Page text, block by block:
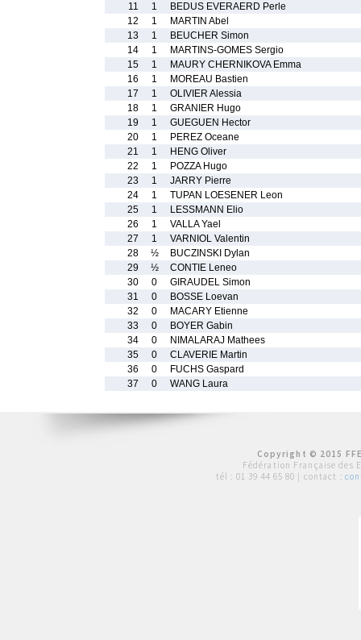
11
1
BEDUS EVERAERD Perle
12
1
MARTIN Abel
13
1
BEUCHER Simon
14
1
MARTINS-GOMES Sergio
15
1
MAURY CHERNIKOVA Emma
16
1
MOREAU Bastien
17
1
OLIVIER Alessia
18
1
GRANIER Hugo
19
1
GUEGUEN Hector
20
1
PEREZ Oceane
21
1
HENG Oliver
22
1
POZZA Hugo
23
1
JARRY Pierre
24
1
TUPAN LOESENER Leon
25
1
LESSMANN Elio
26
1
VALLA Yael
27
1
VARNIOL Valentin
28
½
BUCZINSKI Dylan
29
½
CONTIE Leneo
30
0
GIRAUDEL Simon
31
0
BOSSE Loevan
32
0
MACARY Etienne
33
0
BOYER Gabin
34
0
NIMALARAJ Mathees
35
0
CLAVERIE Martin
36
0
FUCHS Gaspard
37
0 WANG Laura
Copyright © 2015
Fédération Française des
tél : 01 39 44 65 80 | contact :